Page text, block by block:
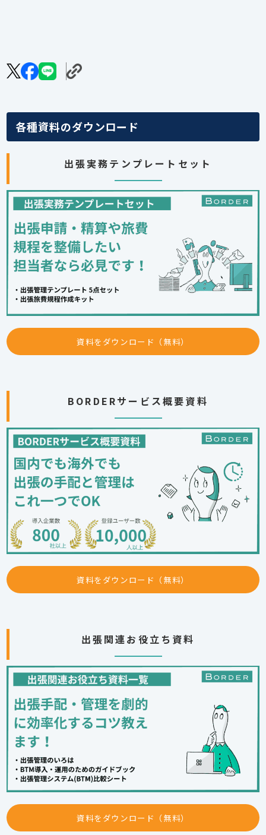
各種資料のダウンロード
出張実務テンプレートセット
資料をダウンロード（無料）
BORDERサービス概要資料
資料をダウンロード（無料）
出張関連お役立ち資料
資料をダウンロード（無料）